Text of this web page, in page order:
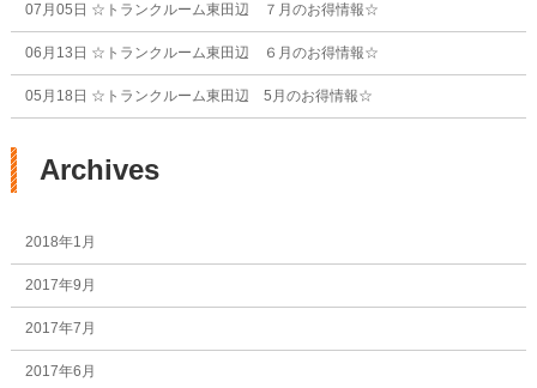
07月05日 ☆トランクルーム東田辺 ７月のお得情報☆
06月13日 ☆トランクルーム東田辺 ６月のお得情報☆
05月18日 ☆トランクルーム東田辺 5月のお得情報☆
Archives
2018年1月
2017年9月
2017年7月
2017年6月